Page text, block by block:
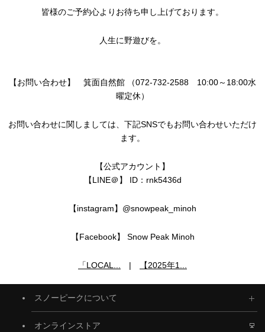
皆様のご予約心よりお待ち申し上げております。
人生に野遊びを。
【お問い合わせ】 箕面自然館 （072-732-2588 10:00～18:00水
曜定休）
お問い合わせに関しましては、下記SNSでもお問い合わせいただけ
ます。
【公式アカウント】
【LINE＠】 ID：rnk5436d
【instagram】@snowpeak_minoh
【Facebook】 Snow Peak Minoh
「LOCAL... | 【2025年1...
スノーピークについて
オンラインストア